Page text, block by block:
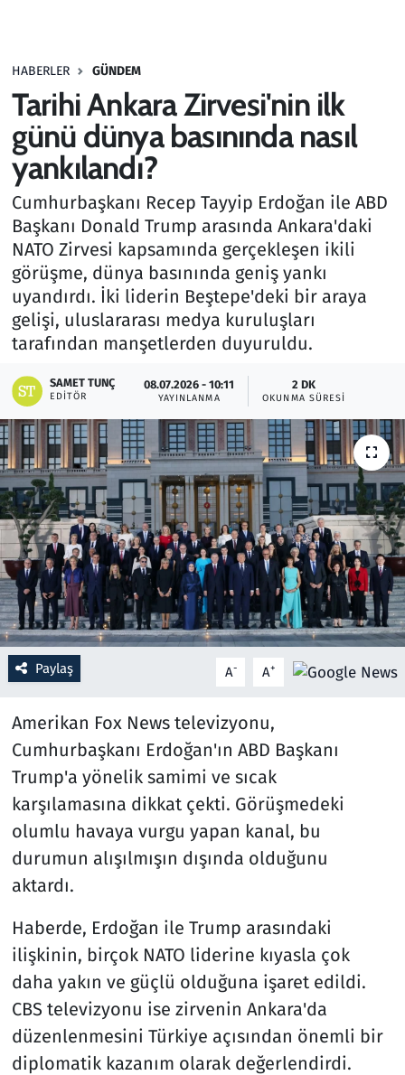
HABERLER GÜNDEM
Tarihi Ankara Zirvesi'nin ilk
günü dünya basınında nasıl
yankılandı?
Cumhurbaşkanı Recep Tayyip Erdoğan ile ABD
Başkanı Donald Trump arasında Ankara'daki
NATO Zirvesi kapsamında gerçekleşen ikili
görüşme, dünya basınında geniş yankı
uyandırdı. İki liderin Beştepe'deki bir araya
gelişi, uluslararası medya kuruluşları
tarafından manşetlerden duyuruldu.
SAMET TUNÇ
EDITÖR
08.07.2026 - 10:11
YAYINLANMA
2 DK
OKUNMA SÜRESI
Paylaş A- A+
Amerikan Fox News televizyonu,
Cumhurbaşkanı Erdoğan'ın ABD Başkanı
Trump'a yönelik samimi ve sıcak
karşılamasına dikkat çekti. Görüşmedeki
olumlu havaya vurgu yapan kanal, bu
durumun alışılmışın dışında olduğunu
aktardı.
Haberde, Erdoğan ile Trump arasındaki
ilişkinin, birçok NATO liderine kıyasla çok
daha yakın ve güçlü olduğuna işaret edildi.
CBS televizyonu ise zirvenin Ankara'da
düzenlenmesini Türkiye açısından önemli bir
diplomatik kazanım olarak değerlendirdi.
Haber
Kültür Sanat
Kurumsal Haberler
Lezzet Durağı
Memur ve Kamu
Otomobil
Oyun
Ramazan
Resmi İlanlar
Rüya Tabirleri
Sağlık
Savunma Sanayi
Seçim 2023
Spor
Teknoloji ve Bilim
Televizyon